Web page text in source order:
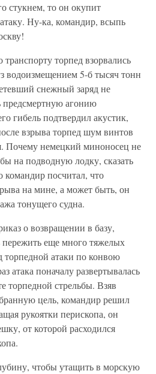
стукнем, то он окупит
Ну-ка, командир, всыпь
торпед взорвались
водоизмещением 5-б тысяч тонн
снежный заряд не
предсмертную агонию
гибель подтвердил акустик,
взрыва торпед шум винтов
Почему немецкий миноносец не
на подводную лодку, сказать
посчитал, что
на мине, а может быть, он
тонущего судна.
о возвращении в базу,
еще много тяжелых
торпедной атаки по конвою
атака поначалу развертывалась
торпедной стрельбы. Взяв
цель, командир решил
рукоятки перископа, он
от которой расходился
чтобы утащить в морскую